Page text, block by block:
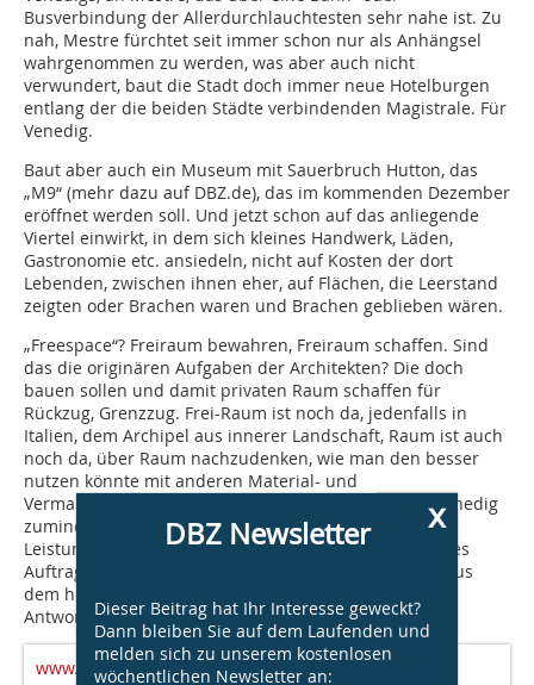
Busverbindung der Allerdurchlauchtesten sehr nahe ist. Zu
nah, Mestre fürchtet seit immer schon nur als Anhängsel
wahrgenommen zu werden, was aber auch nicht
verwundert, baut die Stadt doch immer neue Hotelburgen
entlang der die beiden Städte verbindenden Magistrale. Für
Venedig.
Baut aber auch ein Museum mit Sauerbruch Hutton, das
„M9“ (mehr dazu auf DBZ.de), das im kommenden Dezember
eröffnet werden soll. Und jetzt schon auf das anliegende
Viertel einwirkt, in dem sich kleines Handwerk, Läden,
Gastronomie etc. ansiedeln, nicht auf Kosten der dort
Lebenden, zwischen ihnen eher, auf Flächen, die Leerstand
zeigten oder Brachen waren und Brachen geblieben wären.
„Freespace“? Freiraum bewahren, Freiraum schaffen. Sind
das die originären Aufgaben der Architekten? Die doch
bauen sollen und damit privaten Raum schaffen für
Rückzug, Grenzzug. Frei-Raum ist noch da, jedenfalls in
Italien, dem Archipel aus innerer Landschaft, Raum ist auch
noch da, über Raum nachzudenken, wie man den besser
nutzen könnte mit anderen Material- und
Vermarktungsstrategien. Der Architekt, das wird in Venedig
zumindest wieder einmal klar, ist trotz aller kreativer
Leistung immer nur der Vollstrecker eines Auftrags, des
Auftrags zu bauen. Das kann zum Dilemma werden, aus
dem herauszulavieren die Biennale allerdings keine
Antworten gibt. Wieder einmal nicht.Be. K.
www.labiennale.org
x
DBZ Newsletter
Dieser Beitrag hat Ihr Interesse geweckt?
Dann bleiben Sie auf dem Laufenden und
melden sich zu unserem kostenlosen
wöchentlichen Newsletter an: